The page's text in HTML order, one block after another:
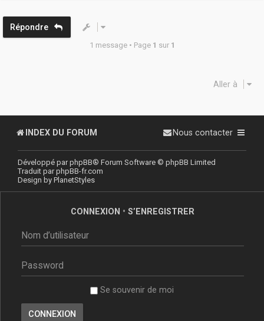
Répondre
1 message • Page 1 sur 1
Aller à
INDEX DU FORUM Nous contacter
Développé parphpBB® Forum Software © phpBB Limited
Traduit parphpBB-fr.com
Design by PlanetStyles
CONNEXION • S’ENREGISTRER
Se souvenir de moi